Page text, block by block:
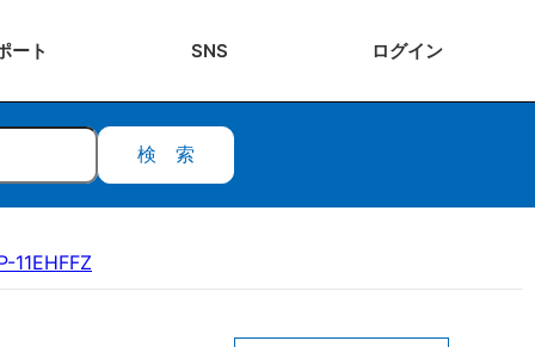
ート SNS ログイン
検索
11EHFFZ